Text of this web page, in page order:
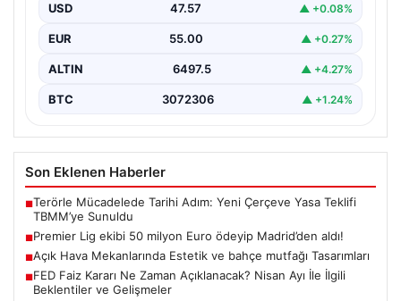
USD 47.57 ▲ +0.08%
EUR 55.00 ▲ +0.27%
ALTIN 6497.5 ▲ +4.27%
BTC 3072306 ▲ +1.24%
Son Eklenen Haberler
■Terörle Mücadelede Tarihi Adım: Yeni Çerçeve Yasa Teklifi
TBMM’ye Sunuldu
■Premier Lig ekibi 50 milyon Euro ödeyip Madrid’den aldı!
■Açık Hava Mekanlarında Estetik ve bahçe mutfağı Tasarımları
■FED Faiz Kararı Ne Zaman Açıklanacak? Nisan Ayı İle İlgili
Beklentiler ve Gelişmeler